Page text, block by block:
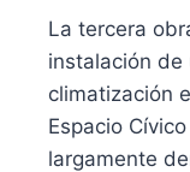
La tercera
instalación de
climatización
Espacio
largamente